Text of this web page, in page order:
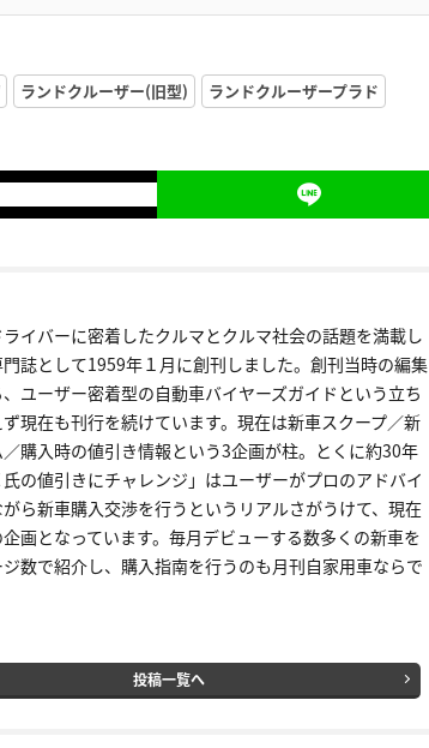
ランドクルーザー(旧型)
ランドクルーザープラド
イバーに密着したクルマとクルマ社会の話題を満載し
誌として1959年１月に創刊しました。創刊当時の編集
ユーザー密着型の自動車バイヤーズガイドという立ち
現在も刊行を続けています。現在は新車スクープ／新
購入時の値引き情報という3企画が柱。とくに約30年
の値引きにチャレンジ」はユーザーがプロのアドバイ
ら新車購入交渉を行うというリアルさがうけて、現在
画となっています。毎月デビューする数多くの新車を
数で紹介し、購入指南を行うのも月刊自家用車ならで
投稿一覧へ